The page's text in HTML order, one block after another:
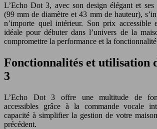
L’Echo Dot 3, avec son design élégant et ses
(99 mm de diamètre et 43 mm de hauteur),
n’importe quel intérieur. Son prix accessible
idéale pour débuter dans l’univers de la
compromettre la performance et la
Fonctionnalités et utilisation
3
L’Echo Dot 3 offre une multitude de
accessibles grâce à la commande vocale
capacité à simplifier la gestion de votre
précédent.